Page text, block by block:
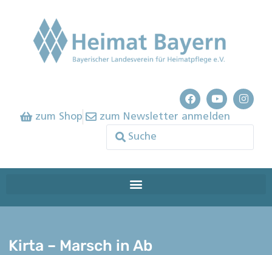
zum Shop zum Newsletter anmelden
Kirta – Marsch in Ab